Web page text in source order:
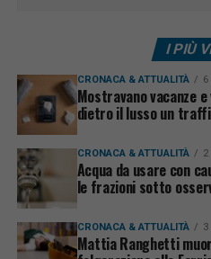
I PIÙ
CRONACA & ATTUALITÀ
Mostravano vacanze
dietro il lusso un
CRONACA & ATTUALITÀ
Acqua da usare con
le frazioni sotto
CRONACA & ATTUALITÀ
Mattia Ranghetti